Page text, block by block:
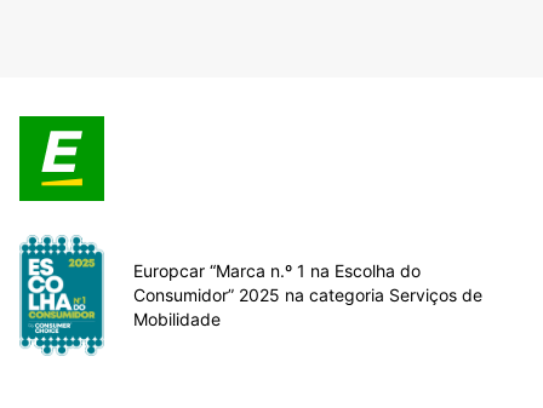
Europcar “Marca n.º 1 na Escolha do
Consumidor” 2025 na categoria Serviços de
Mobilidade